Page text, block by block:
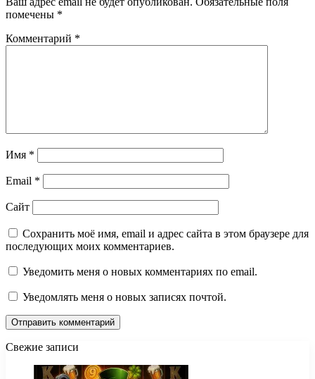
помечены *
Комментарий *
Имя *
Email *
Сайт
Сохранить моё имя, email и адрес сайта в этом браузере для
последующих моих комментариев.
Уведомить меня о новых комментариях по email.
Уведомлять меня о новых записях почтой.
Свежие записи